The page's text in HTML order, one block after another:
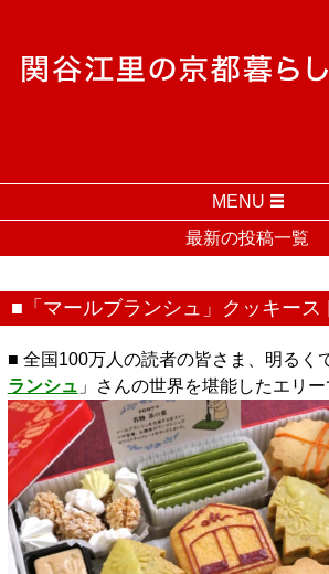
MENU
最新の投稿一覧
■「マールブランシュ」クッキース
■ 全国100万人の読者の皆さま、明るく
ランシュ 」さんの世界を堪能したエリー